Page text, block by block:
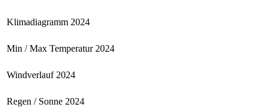
Klimadiagramm 2024
Min / Max Temperatur 2024
Windverlauf 2024
Regen / Sonne 2024